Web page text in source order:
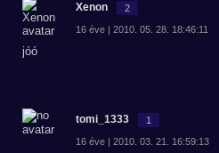
Xenon 2
16 éve | 2010. 05. 28. 18:46:11
jóó
tomi_1333 1
16 éve | 2010. 03. 21. 16:59:13